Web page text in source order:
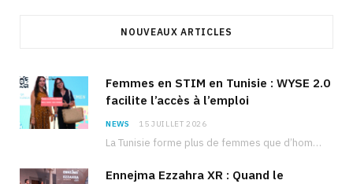
NOUVEAUX ARTICLES
Femmes en STIM en Tunisie : WYSE 2.0
facilite l’accès à l’emploi
NEWS 15 JUILLET 2026
La Tunisie forme plus de femmes que d’hommes dans les filières scientifiques. Pourtant, pour beaucoup…
Ennejma Ezzahra XR : Quand le